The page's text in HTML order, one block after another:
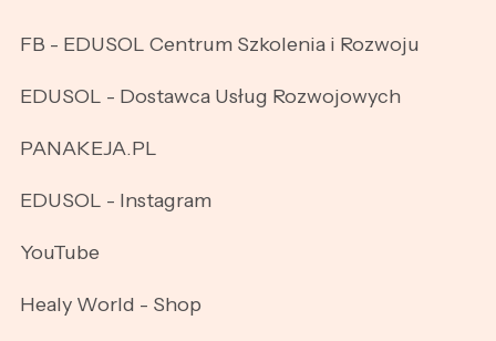
FB - EDUSOL Centrum Szkolenia i Rozwoju
EDUSOL - Dostawca Usług Rozwojowych
PANAKEJA.PL
EDUSOL - Instagram
YouTube
Healy World - Shop